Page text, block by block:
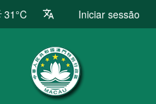
31°C Iniciar sessão